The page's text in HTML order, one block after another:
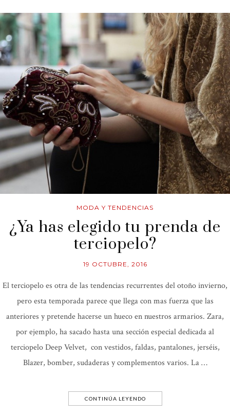
MODA Y TENDENCIAS
¿Ya has elegido tu prenda de
terciopelo?
19 OCTUBRE, 2016
El terciopelo es otra de las tendencias recurrentes del otoño invierno,
pero esta temporada parece que llega con mas fuerza que las
anteriores y pretende hacerse un hueco en nuestros armarios. Zara,
por ejemplo, ha sacado hasta una sección especial dedicada al
terciopelo Deep Velvet, con vestidos, faldas, pantalones, jerséis,
Blazer, bomber, sudaderas y complementos varios. La …
CONTINÚA LEYENDO